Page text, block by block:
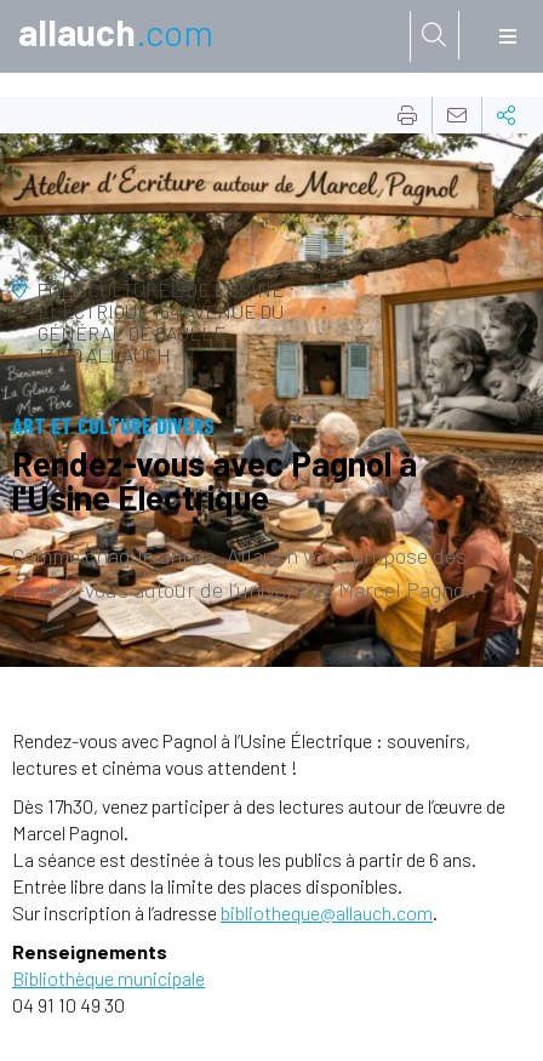
allauch.com
10
FÉVR.
PÔLE CULTUREL DE L'USINE
ÉLECTRIQUE164 AVENUE DU
GÉNÉRAL DE GAULLE
13190 ALLAUCH
ART ET CULTURE DIVERS
Rendez-vous avec Pagnol à
l'Usine Électrique
Comme chaque année, Allauch vous propose des
rendez-vous autour de l’univers de Marcel Pagnol.
Rendez-vous avec Pagnol à l’Usine Électrique : souvenirs,
lectures et cinéma vous attendent !
Dès 17h30, venez participer à des lectures autour de l’œuvre de
Marcel Pagnol.
La séance est destinée à tous les publics à partir de 6 ans.
Entrée libre dans la limite des places disponibles.
Sur inscription à l’adresse bibliotheque@allauch.com.
Renseignements
Bibliothèque municipale
04 91 10 49 30